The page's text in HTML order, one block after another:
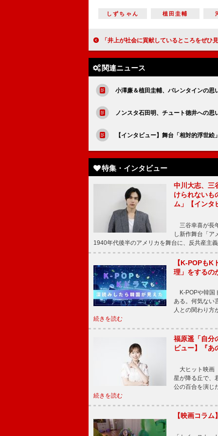
しずちゃん 植田圭輔
「井上が社会に貢献しているところをぜひ見てほしい」福士誠治（井上馨）【「青天を衝け
関連ニュース
小澤廉＆植田圭輔、バレンタインの
ノンスタ石田明、チュート徳井への
【インタビュー】舞台「相対的浮世
特集・インタビュー
中川大志、三
けられないも
ム」【インタ
三谷幸喜が長
し新作舞台「ア
1940年代後半のアメリカを舞台に、反共産主
【K-POPも
理」をするの
K-POPや韓国
ある。何気ない
人との関わり方
続きを読む
福原遥「自分
ビュー】『あ
大ヒット映画
星が降る丘で、
公の百合を演じ
続きを読む
【映画コラ